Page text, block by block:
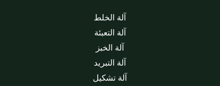
آلة الخلط
آلة التعبئة
آلة الخبز
آلة التبريد
آلة تشكيل